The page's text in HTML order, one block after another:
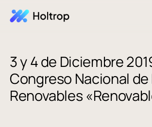
3 y 4 de Diciembre
Congreso Nacional de
Renovables